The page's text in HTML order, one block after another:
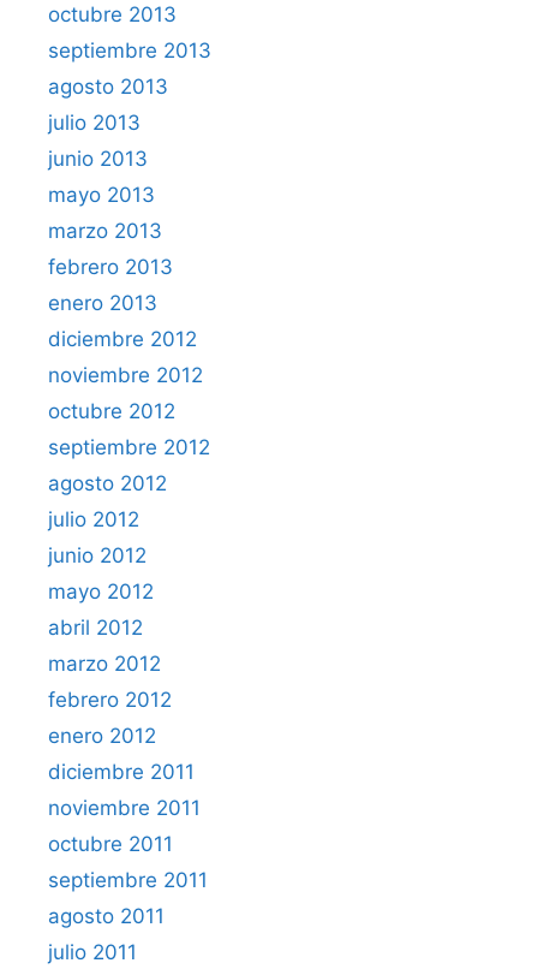
octubre 2013
septiembre 2013
agosto 2013
julio 2013
junio 2013
mayo 2013
marzo 2013
febrero 2013
enero 2013
diciembre 2012
noviembre 2012
octubre 2012
septiembre 2012
agosto 2012
julio 2012
junio 2012
mayo 2012
abril 2012
marzo 2012
febrero 2012
enero 2012
diciembre 2011
noviembre 2011
octubre 2011
septiembre 2011
agosto 2011
julio 2011